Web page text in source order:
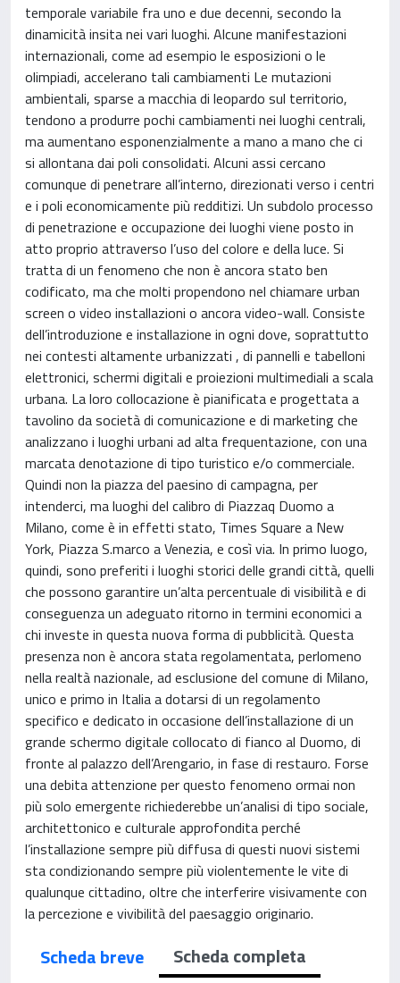
temporale variabile fra uno e due decenni, secondo la
dinamicità insita nei vari luoghi. Alcune manifestazioni
internazionali, come ad esempio le esposizioni o le
olimpiadi, accelerano tali cambiamenti Le mutazioni
ambientali, sparse a macchia di leopardo sul territorio,
tendono a produrre pochi cambiamenti nei luoghi centrali,
ma aumentano esponenzialmente a mano a mano che ci
si allontana dai poli consolidati. Alcuni assi cercano
comunque di penetrare all’interno, direzionati verso i centri
e i poli economicamente più redditizi. Un subdolo processo
di penetrazione e occupazione dei luoghi viene posto in
atto proprio attraverso l’uso del colore e della luce. Si
tratta di un fenomeno che non è ancora stato ben
codificato, ma che molti propendono nel chiamare urban
screen o video installazioni o ancora video-wall. Consiste
dell’introduzione e installazione in ogni dove, soprattutto
nei contesti altamente urbanizzati , di pannelli e tabelloni
elettronici, schermi digitali e proiezioni multimediali a scala
urbana. La loro collocazione è pianificata e progettata a
tavolino da società di comunicazione e di marketing che
analizzano i luoghi urbani ad alta frequentazione, con una
marcata denotazione di tipo turistico e/o commerciale.
Quindi non la piazza del paesino di campagna, per
intenderci, ma luoghi del calibro di Piazzaq Duomo a
Milano, come è in effetti stato, Times Square a New
York, Piazza S.marco a Venezia, e così via. In primo luogo,
quindi, sono preferiti i luoghi storici delle grandi città, quelli
che possono garantire un’alta percentuale di visibilità e di
conseguenza un adeguato ritorno in termini economici a
chi investe in questa nuova forma di pubblicità. Questa
presenza non è ancora stata regolamentata, perlomeno
nella realtà nazionale, ad esclusione del comune di Milano,
unico e primo in Italia a dotarsi di un regolamento
specifico e dedicato in occasione dell’installazione di un
grande schermo digitale collocato di fianco al Duomo, di
fronte al palazzo dell’Arengario, in fase di restauro. Forse
una debita attenzione per questo fenomeno ormai non
più solo emergente richiederebbe un’analisi di tipo sociale,
architettonico e culturale approfondita perché
l’installazione sempre più diffusa di questi nuovi sistemi
sta condizionando sempre più violentemente le vite di
qualunque cittadino, oltre che interferire visivamente con
la percezione e vivibilità del paesaggio originario.
Scheda breve
Scheda completa